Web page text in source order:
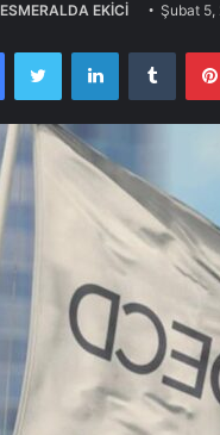
ESMERALDA EKİCİ Şubat 5,
FacebookTwitter LinkedIn